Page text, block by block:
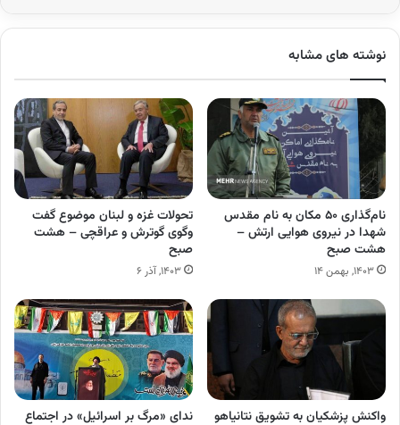
نوشته های مشابه
نام‌گذاری ۵۰ مکان به نام مقدس
شهدا در نیروی هوایی ارتش –
هشت صبح
۱۴۰۳, بهمن ۱۴
تحولات غزه و لبنان موضوع گفت
وگوی گوترش و عراقچی – هشت
صبح
۱۴۰۳, آذر ۶
واکنش پزشکیان به تشویق نتانیاهو
ندای «مرگ بر اسرائیل» در اجتماع